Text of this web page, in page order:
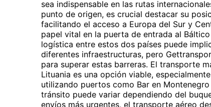
sea indispensable en las rutas
punto de origen, es crucial destacar su
facilitando el acceso a Europa del Sur y
papel vital en la puerta de entrada al
logística entre estos dos países puede
diferentes infraestructuras, pero
para superar estas barreras. El transporte
Lituania es una opción viable,
utilizando puertos como Bar en
tránsito puede variar dependiendo del
envíos más urgentes, el transporte aéreo